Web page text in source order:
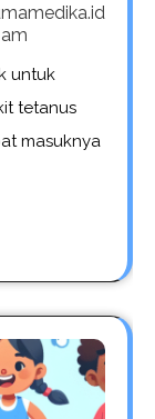
untuk
tetanus
masuknya